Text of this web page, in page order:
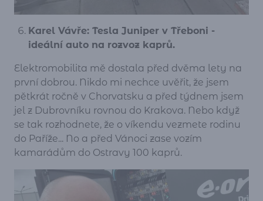
Karel Vávře: Tesla Juniper v Třeboni -
ideální auto na rozvoz kaprů.
Elektromobilita mě dostala před dvěma lety na
první dobrou. Nikdo mi nechce uvěřit, že jsem
pětkrát ročně v Chorvatsku a před týdnem jsem
jel z Dubrovníku rovnou do Krakova. Nebo když
se tak rozhodnete, že o víkendu vezmete rodinu
do Paříže... No a před Vánoci zase vozím
kamarádům do Ostravy 100 kaprů.